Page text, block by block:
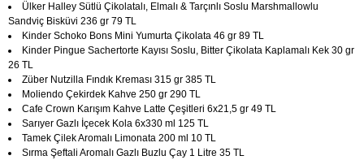
Ülker Halley Sütlü Çikolatalı, Elmalı & Tarçınlı Soslu Marshmallowlu
Sandviç Bisküvi 236 gr 79 TL
Kinder Schoko Bons Mini Yumurta Çikolata 46 gr 89 TL
Kinder Pingue Sachertorte Kayısı Soslu, Bitter Çikolata Kaplamalı Kek 30 gr
26 TL
Züber Nutzilla Fındık Kreması 315 gr 385 TL
Moliendo Çekirdek Kahve 250 gr 290 TL
Cafe Crown Karışım Kahve Latte Çeşitleri 6x21,5 gr 49 TL
Sarıyer Gazlı İçecek Kola 6x330 ml 125 TL
Tamek Çilek Aromalı Limonata 200 ml 10 TL
Sırma Şeftali Aromalı Gazlı Buzlu Çay 1 Litre 35 TL